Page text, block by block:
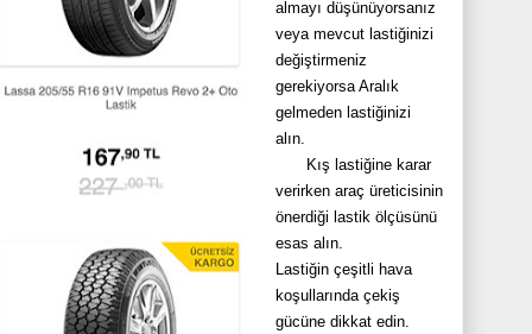
almayı düşünüyorsanız
veya mevcut lastiğinizi
değiştirmeniz
gerekiyorsa Aralık
gelmeden lastiğinizi
alın.
Kış lastiğine karar
verirken araç üreticisinin
önerdiği lastik ölçüsünü
esas alın.
Lastiğin çeşitli hava
koşullarında çekiş
gücüne dikkat edin.